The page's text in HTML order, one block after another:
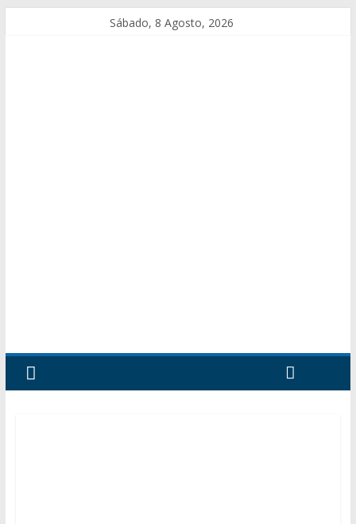
Sábado, 8 Agosto, 2026